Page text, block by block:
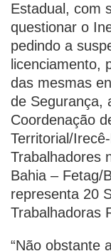
Estadual, com
questionar o
pedindo a
licenciamento,
das mesmas
de Segurança,
Coordenação
Territorial/
Trabalhadores
Bahia – Fetag/
representa 20
Trabalhadoras
“Não obstante